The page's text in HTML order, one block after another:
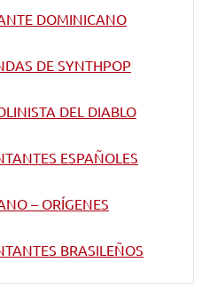
DOMINICANO
DE SYNTHPOP
DEL DIABLO
ESPAÑOLES
– ORÍGENES
BRASILEÑOS